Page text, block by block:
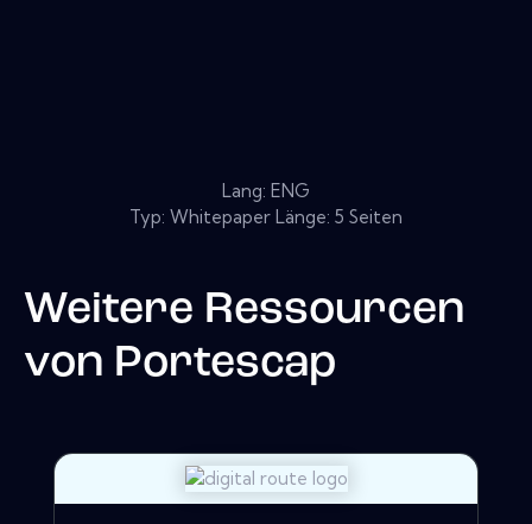
Lang: ENG
Typ: Whitepaper Länge: 5 Seiten
Weitere Ressourcen
von Portescap